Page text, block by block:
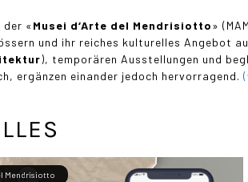
der « Musei d‘Arte del Mendrisiotto»
und ihr reiches kulturelles Angebot
), temporären Ausstellungen und
ergänzen einander jedoch hervorragend.
Mendrisiotto